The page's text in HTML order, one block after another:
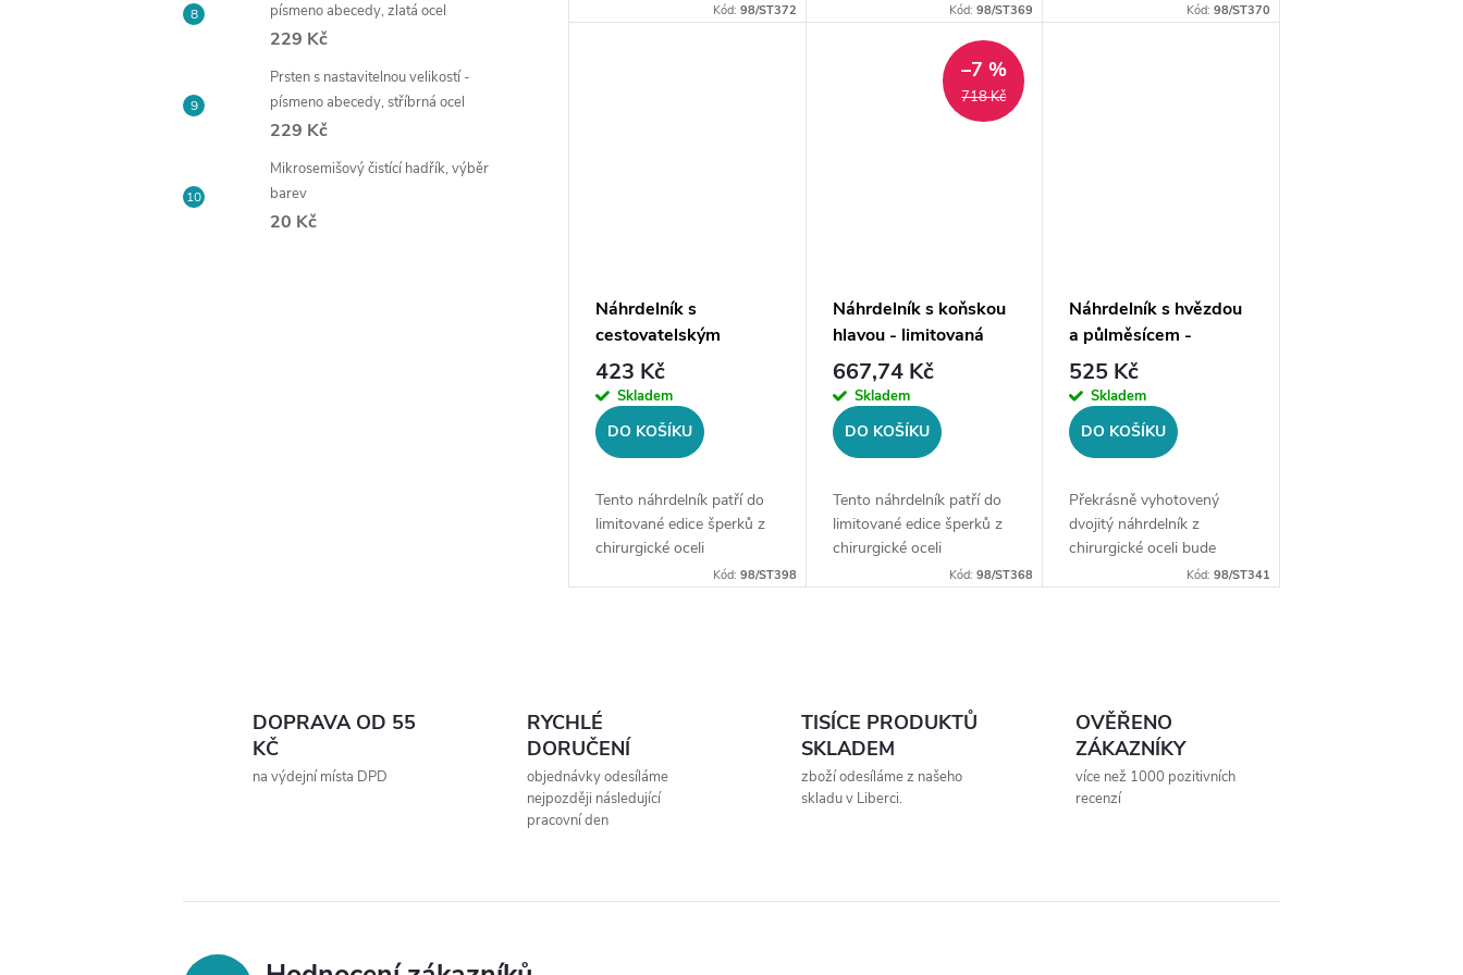
písmeno abecedy, zlatá ocel
229 Kč
Prsten s nastavitelnou velikostí -
písmeno abecedy, stříbrná ocel
229 Kč
Mikrosemišový čistící hadřík, výběr
barev
20 Kč
prodávané na style4.cz. Po
Kód: 98/ST372
prodávané na style4.cz. Po
pravděpodobně v
Kód:98/ST369
prodávané na style4.cz. Po
Kód: 98/ST370
Náhrdelník s
cestovatelským
motivem - limitovaná
edice, zlatá ocel
423 Kč
Skladem
DO KOŠÍKU
Tento náhrdelník patří do
limitované edice šperků z
chirurgické oceli
prodávané na style4.cz. Po
Kód: 98/ST398
718 Kč
–7 %
Náhrdelník s koňskou
hlavou - limitovaná
edice, zlatá ocel
667,74 Kč
Skladem
DO KOŠÍKU
Tento náhrdelník patří do
limitované edice šperků z
chirurgické oceli
prodávané na style4.cz. Po
Kód:98/ST368
Náhrdelník s hvězdou
a půlměsícem -
limitovaná edice,
stříbrná ocel
525 Kč
Skladem
DO KOŠÍKU
Překrásně vyhotovený
dvojitý náhrdelník z
chirurgické oceli bude
skvělým doplňkem Vaší
Kód: 98/ST341
v
l
á
DOPRAVA OD 55
KČ
na výdejní místa DPD
RYCHLÉ
DORUČENÍ
objednávky odesíláme
nejpozději následující
pracovní den
TISÍCE PRODUKTŮ
SKLADEM
zboží odesíláme z našeho
skladu v Liberci.
OVĚŘENO
ZÁKAZNÍKY
více než 1000 pozitivních
recenzí